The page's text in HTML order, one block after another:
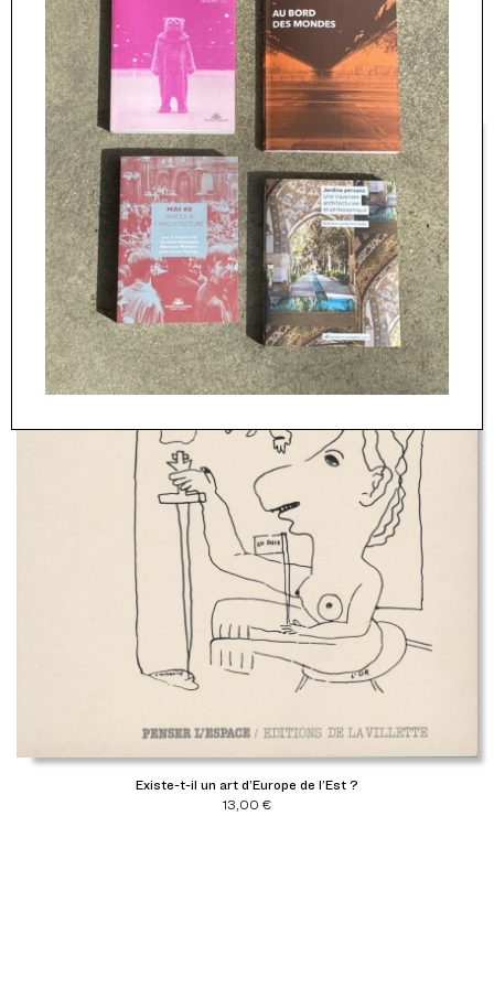
n’est plus » : l’art polonais du 20esiècle(2004).
Existe-t-il un art d’Europe de l’Est ?
13,00 €